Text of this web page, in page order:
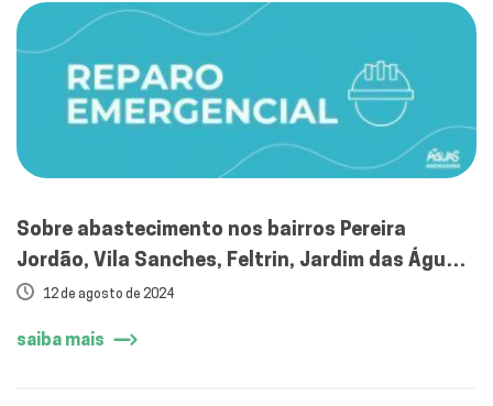
Sobre abastecimento nos bairros Pereira
Jordão, Vila Sanches, Feltrin, Jardim das Águas
e Parque Morumbi
12 de agosto de 2024
saiba mais